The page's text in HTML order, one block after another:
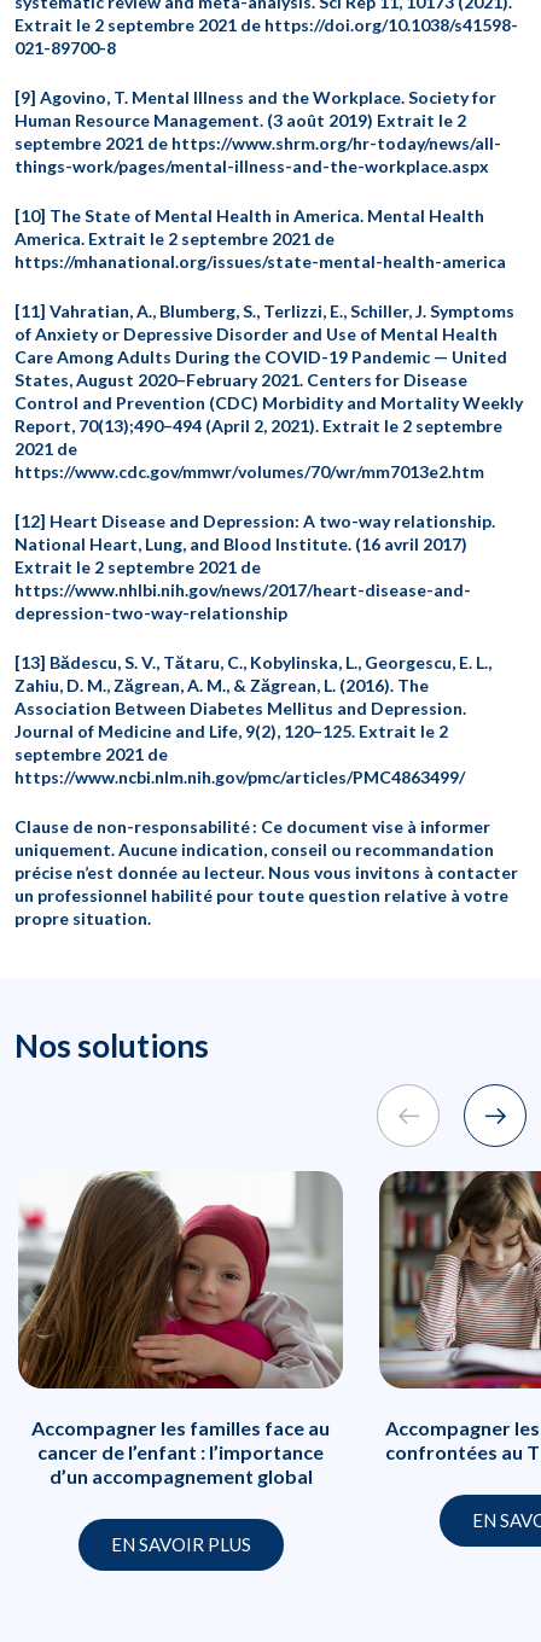
Extrait le 2 septembre 2021 de https://doi.org/10.1038/s41598-
021-89700-8
[9] Agovino, T. Mental Illness and the Workplace. Society for
Human Resource Management. (3 août 2019) Extrait le 2
septembre 2021 de https://www.shrm.org/hr-today/news/all-
things-work/pages/mental-illness-and-the-workplace.aspx
[10] The State of Mental Health in America. Mental Health
America. Extrait le 2 septembre 2021 de
https://mhanational.org/issues/state-mental-health-america
[11] Vahratian, A., Blumberg, S., Terlizzi, E., Schiller, J. Symptoms
of Anxiety or Depressive Disorder and Use of Mental Health
Care Among Adults During the COVID-19 Pandemic — United
States, August 2020–February 2021. Centers for Disease
Control and Prevention (CDC) Morbidity and Mortality Weekly
Report, 70(13);490–494 (April 2, 2021). Extrait le 2 septembre
2021 de
https://www.cdc.gov/mmwr/volumes/70/wr/mm7013e2.htm
[12] Heart Disease and Depression: A two-way relationship.
National Heart, Lung, and Blood Institute. (16 avril 2017)
Extrait le 2 septembre 2021 de
https://www.nhlbi.nih.gov/news/2017/heart-disease-and-
depression-two-way-relationship
[13] Bădescu, S. V., Tătaru, C., Kobylinska, L., Georgescu, E. L.,
Zahiu, D. M., Zăgrean, A. M., & Zăgrean, L. (2016). The
Association Between Diabetes Mellitus and Depression.
Journal of Medicine and Life, 9(2), 120–125. Extrait le 2
septembre 2021 de
https://www.ncbi.nlm.nih.gov/pmc/articles/PMC4863499/
Clause de non-responsabilité : Ce document vise à informer
uniquement. Aucune indication, conseil ou recommandation
précise n’est donnée au lecteur. Nous vous invitons à contacter
un professionnel habilité pour toute question relative à votre
propre situation.
Nos solutions
Accompagner les familles face au
cancer de l’enfant : l’importance
d’un accompagnement global
EN SAVOIR PLUS
Accompagner
confrontées au
EN